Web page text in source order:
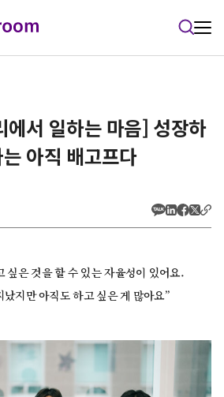
에서 일하는 마음] 성장하
아직 배고프다
싶은 것을 할 수 있는 자율성이 있어요.
났지만 아직도 하고 싶은 게 많아요”